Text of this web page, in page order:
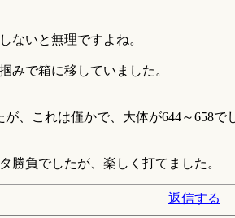
ないと無理ですよね。
みで箱に移していました。
、これは僅かで、大体が644～658で
勝負でしたが、楽しく打てました。
返信する